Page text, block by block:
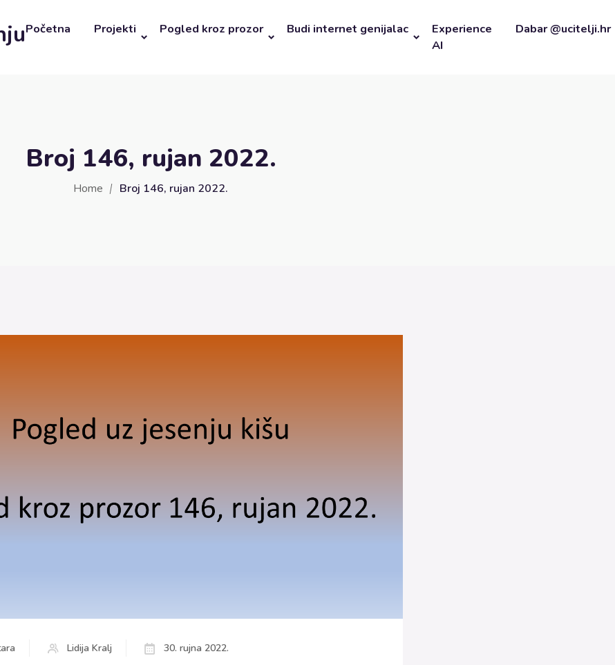
Početna Projekti Pogled kroz prozor Budi internet genijalac
Experience
AI
Dabar @ucitelji.hr
Broj 146, rujan 2022.
Home Broj 146, rujan 2022.
Lidija Kralj 30. rujna 2022.